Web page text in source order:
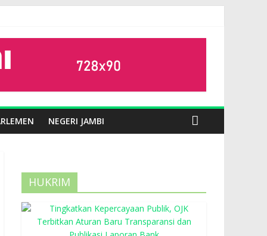
NEGERI JAMBI
HUKRIM